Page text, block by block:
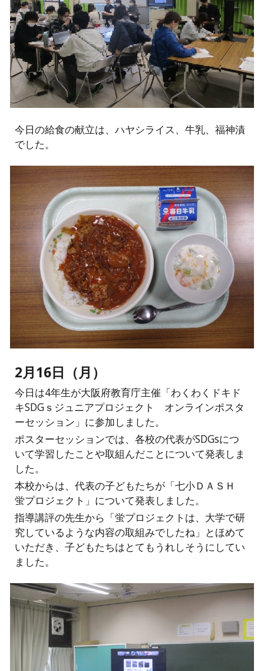
今日の給食の献立は、ハヤシライス、牛乳、福神漬
でした。
2月16日（月）
今日は4年生が大阪府教育庁主催「わくわくドキド
キSDGｓジュニアプロジェクト オンラインポスタ
ーセッション」に参加しました。
ポスターセッションでは、各校の代表がSDGsにつ
いて学習したことや取組んだことについて発表しま
した。
本校からは、代表の子どもたちが「七小ＤＡＳＨ
蛍プロジェクト」について発表しました。
指導講評の先生から「蛍プロジェクトは、大学で研
究しているような内容の取組みでしたね」とほめて
いただき、子どもたちはとてもうれしそうにしてい
ました。